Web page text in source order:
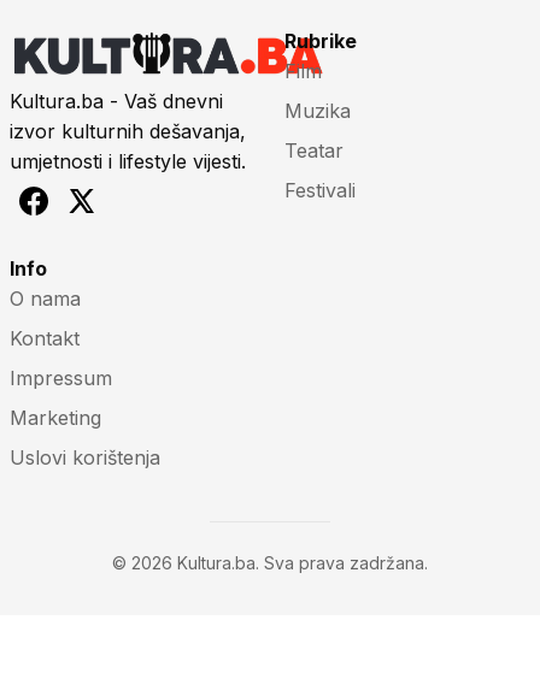
Kultura.ba - Vaš dnevni
izvor kulturnih dešavanja,
umjetnosti i lifestyle vijesti.
Rubrike
Film
Muzika
Teatar
Festivali
Info
O nama
Kontakt
Impressum
Marketing
Uslovi korištenja
© 2026 Kultura.ba. Sva prava zadržana.